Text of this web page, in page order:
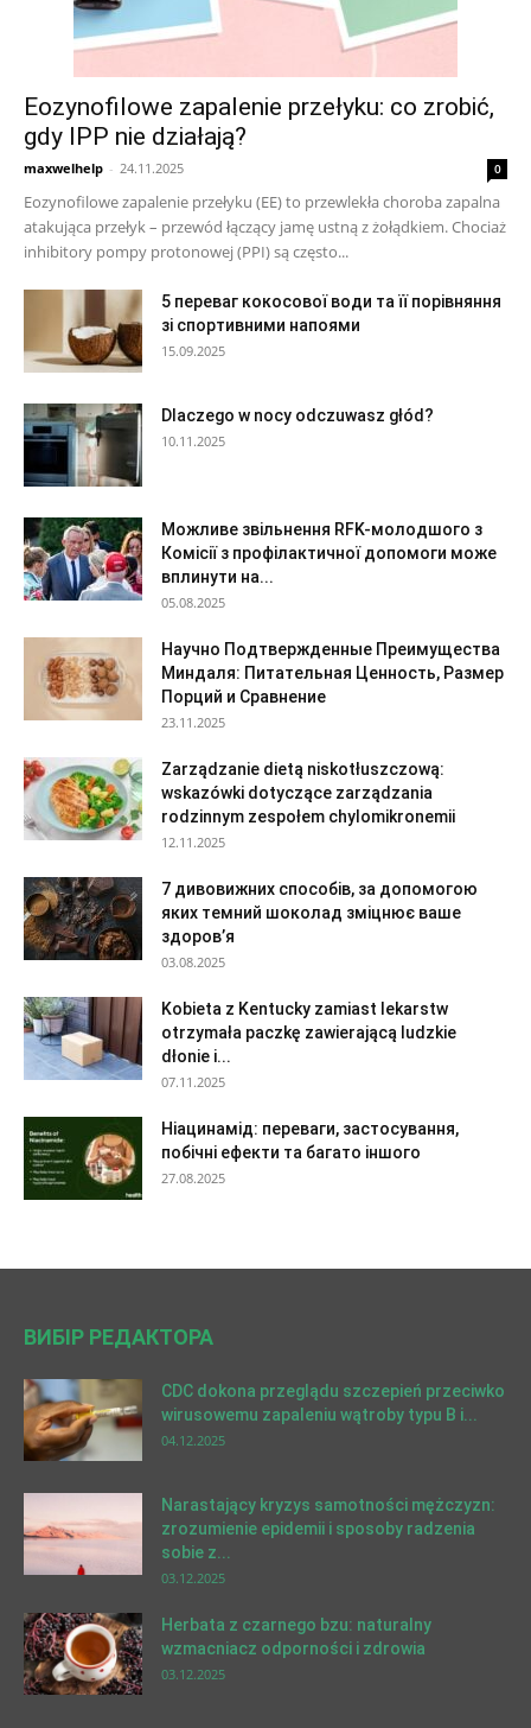
Eozynofilowe zapalenie przełyku: co zrobić,
gdy IPP nie działają?
maxwelhelp - 24.11.2025 0
Eozynofilowe zapalenie przełyku (EE) to przewlekła choroba zapalna
atakująca przełyk – przewód łączący jamę ustną z żołądkiem. Chociaż
inhibitory pompy protonowej (PPI) są często...
5 переваг кокосової води та її порівняння
зі спортивними напоями
15.09.2025
Dlaczego w nocy odczuwasz głód?
10.11.2025
Можливе звільнення RFK-молодшого з
Комісії з профілактичної допомоги може
вплинути на...
05.08.2025
Научно Подтвержденные Преимущества
Миндаля: Питательная Ценность, Размер
Порций и Сравнение
23.11.2025
Zarządzanie dietą niskotłuszczową:
wskazówki dotyczące zarządzania
rodzinnym zespołem chylomikronemii
12.11.2025
7 дивовижних способів, за допомогою
яких темний шоколад зміцнює ваше
здоров’я
03.08.2025
Kobieta z Kentucky zamiast lekarstw
otrzymała paczkę zawierającą ludzkie
dłonie i...
07.11.2025
Ніацинамід: переваги, застосування,
побічні ефекти та багато іншого
27.08.2025
ВИБІР РЕДАКТОРА
CDC dokona przeglądu szczepień przeciwko
wirusowemu zapaleniu wątroby typu B i...
04.12.2025
Narastający kryzys samotności mężczyzn:
zrozumienie epidemii i sposoby radzenia
sobie z...
03.12.2025
Herbata z czarnego bzu: naturalny
wzmacniacz odporności i zdrowia
03.12.2025